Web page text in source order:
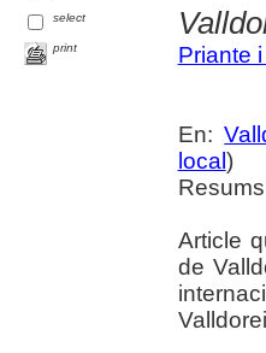
select
print
Priante
En:
local )
Article
de